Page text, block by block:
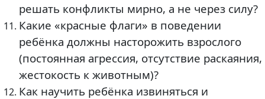
решать конфликты мирно, а не через силу?
Какие «красные флаги» в поведении
ребёнка должны насторожить взрослого
(постоянная агрессия, отсутствие раскаяния,
жестокость к животным)?
Как научить ребёнка извиняться и